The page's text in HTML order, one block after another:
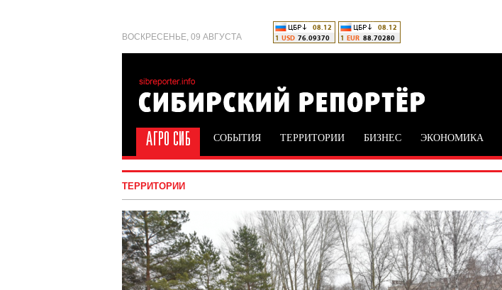
ВОСКРЕСЕНЬЕ, 09 АВГУСТА
СОБЫТИЯ ТЕРРИТОРИИ БИЗНЕС ЭКОНОМИКА
ТЕРРИТОРИИ